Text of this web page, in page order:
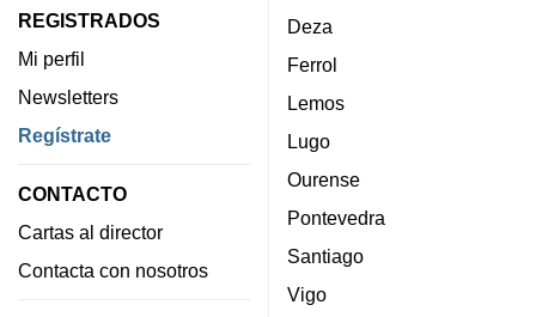
REGISTRADOS
Mi perfil
Newsletters
Regístrate
CONTACTO
Cartas al director
Contacta con nosotros
Deza
Ferrol
Lemos
Lugo
Ourense
Pontevedra
Santiago
Vigo